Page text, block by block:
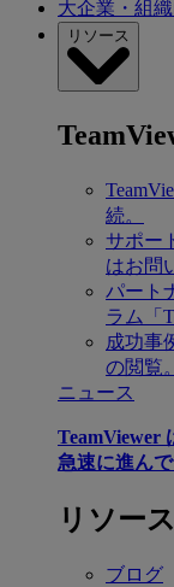
大企業・組
リソース
続。
サポー
はお問
パート
ラム「
成功事
の閲覧。
ニュース
TeamViewer
急速に進ん
リソース
ブログ